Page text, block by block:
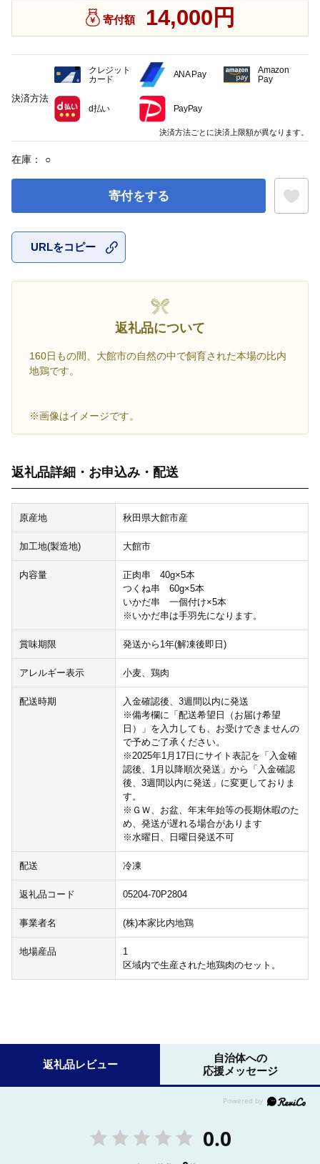
寄付額 14,000円
在庫： ○
寄付をする
URLをコピー
返礼品について
160日もの間、大館市の自然の中で飼育された本場の比内
地鶏です。
※画像はイメージです。
返礼品詳細・お申込み・配送
原産地 秋田県大館市産
加工地(製造地) 大館市
内容量
正肉串 40g×5本
つくね串 60g×5本
いかだ串 一個付け×5本
※いかだ串は手羽先になります。
賞味期限 発送から1年(解凍後即日)
アレルギー表示 小麦、鶏肉
配送時期
入金確認後、3週間以内に発送
※備考欄に「配送希望日（お届け希望
日）」を入力しても、お受けできませんの
で予めご了承ください。
※2025年1月17日にサイト表記を「入金確
認後、1月以降順次発送」から「入金確認
後、3週間以内に発送」に変更しておりま
す。
※ＧＷ、お盆、年末年始等の長期休暇のた
め、発送が遅れる場合があります
※水曜日、日曜日発送不可
配送 冷凍
返礼品コード 05204-70P2804
事業者名 (株)本家比内地鶏
地場産品
1
区域内で生産された地鶏肉のセット。
決済方法
クレジット
カード
ANA Pay
Amazon
Pay
d払い PayPay
決済方法ごとに決済上限額が異なります。
返礼品レビュー
自治体への
応援メッセージ
0.0